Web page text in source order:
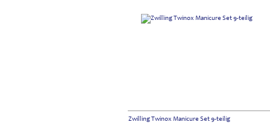
Zwilling Twinox Manicure Set 9-teilig